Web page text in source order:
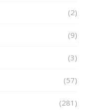
(2)
(9)
(3)
(57)
(281)